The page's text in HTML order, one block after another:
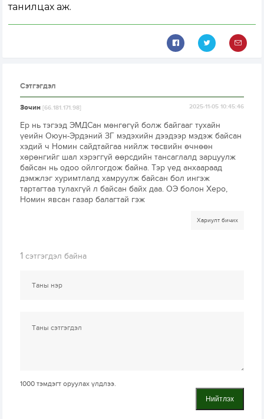
танилцах аж.
Сэтгэгдэл
Зочин[66.181.171.98] 2025-11-05 10:45:46
Ер нь тэгээд ЭМДСан мөнгөгүй болж байгааг тухайн
үеийн Оюун-Эрдэний ЗГ мэдэхийн дээдээр мэдэж байсан
хэдий ч Номин сайдтайгаа нийлж төсвийн өчнөөн
хөрөнгийг шал хэрэггүй өөрсдийн тансаглалд зарцуулж
байсан нь одоо ойлгогдож байна. Тэр үед анхаараад
дэмжлэг хуримтлалд хамруулж байсан бол ингэж
тартагтаа тулахгүй л байсан байх даа. ОЭ болон Херо,
Номин явсан газар балагтай гэж
Хариулт бичих
1 сэтгэгдэл байна
1000 тэмдэгт оруулах үлдлээ.
Нийтлэх